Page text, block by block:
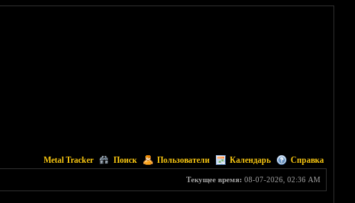
Metal Tracker Поиск Пользователи Календарь Справка
Текущее время: 08-07-2026, 02:36 AM